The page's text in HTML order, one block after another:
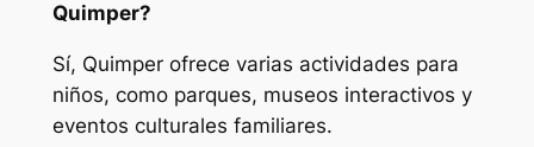
Quimper?
Sí, Quimper ofrece varias actividades para
niños, como parques, museos interactivos y
eventos culturales familiares.